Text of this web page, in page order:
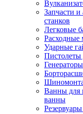
Запчасти
станков
Легковые
Расходные
Ударные
Пистолеты
Ванны для
ванны